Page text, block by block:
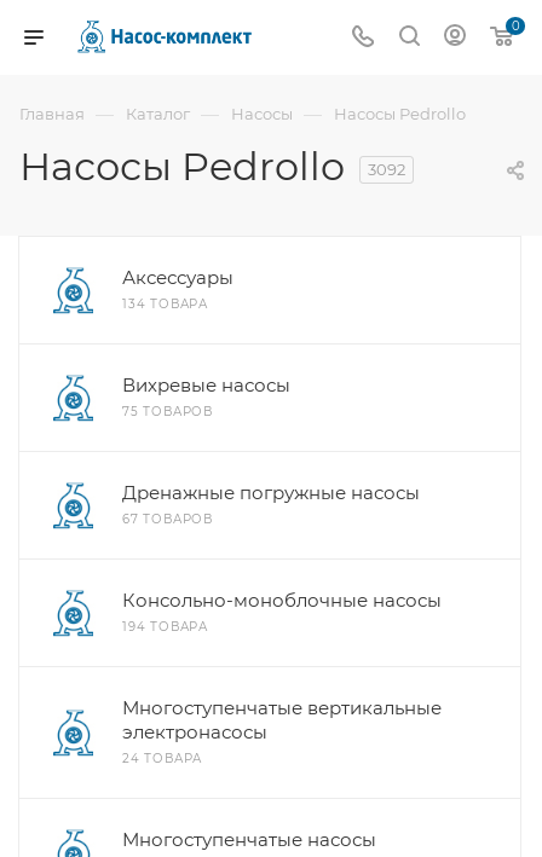
0
Главная — Каталог — Насосы — Насосы Pedrollo
Насосы Pedrollo 3092
Аксессуары
134 ТОВАРА
Вихревые насосы
75 ТОВАРОВ
Дренажные погружные насосы
67 ТОВАРОВ
Консольно-моноблочные насосы
194 ТОВАРА
Многоступенчатые вертикальные
электронасосы
24 ТОВАРА
Многоступенчатые насосы